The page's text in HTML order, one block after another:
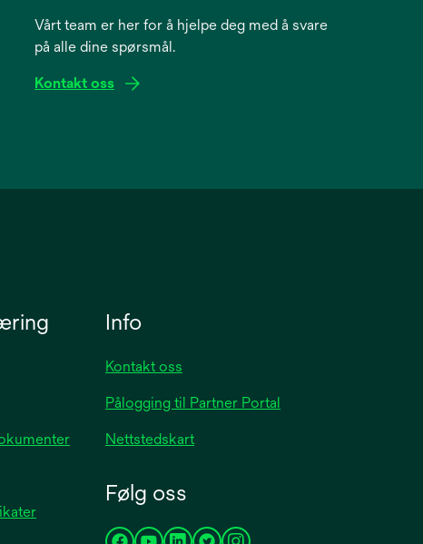
Vårt team er her for å hjelpe deg med å svare
på alle dine spørsmål.
Kontakt oss
Info
Kontakt oss
Pålogging til Partner Portal
Nettstedskart
Følg oss